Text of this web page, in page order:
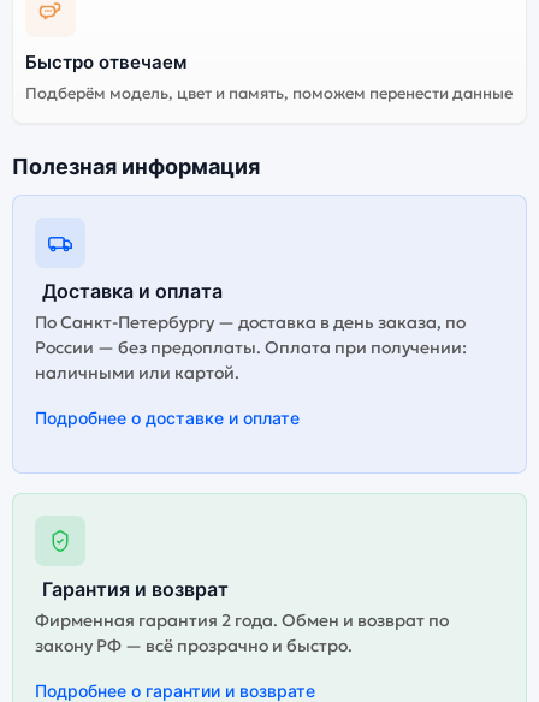
Быстро отвечаем
Подберём модель, цвет и память, поможем перенести данные
Полезная информация
Доставка и оплата
По Санкт-Петербургу — доставка в день заказа, по
России — без предоплаты. Оплата при получении:
наличными или картой.
Подробнее о доставке и оплате
Гарантия и возврат
Фирменная гарантия 2 года. Обмен и возврат по
закону РФ — всё прозрачно и быстро.
Подробнее о гарантии и возврате